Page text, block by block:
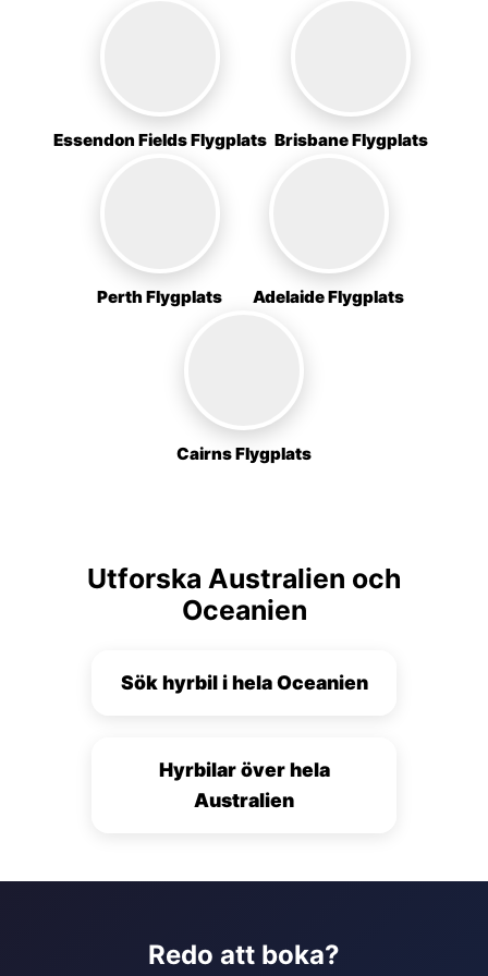
Essendon Fields Flygplats Brisbane Flygplats
Perth Flygplats Adelaide Flygplats
Cairns Flygplats
Utforska Australien och
Oceanien
Sök hyrbil i hela Oceanien
Hyrbilar över hela
Australien
Redo att boka?